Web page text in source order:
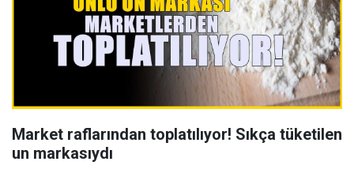
Market raflarından toplatılıyor! Sıkça tüketilen
un markasıydı